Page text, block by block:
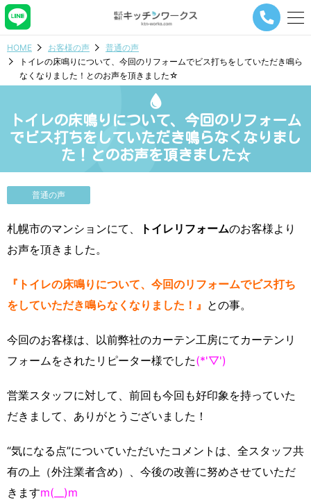
メ
ー
ビ
シ
ョ
ン
タ
HOME お客様の声
普通の声
トイレの床鳴りについて、今回のリフォームでビス打ちをしていただき鳴ら
なくなりました！とのお声を頂きました☆
トイレの床鳴りについて、今回のリフォーム
でビス打ちをしていただき鳴らなくなりまし
た！とのお声を頂きました☆
普通の声
札幌市のマンションにて、 トイレリフォームのお客様より
お声を頂きました。
『トイレの床鳴りについて、今回のリフォームでビス打ち
をしていただき鳴らなくなりました！』 との事。
今回のお客様は、以前弊社のカーテン工房にてカーテンリ
フォームをされたリピーター様でした(*'▽')
営業スタッフに対して、前回も今回も好印象を持っていた
だきまして、ありがとうございました！
“気になる点”についていただいたコメントは、全スタッフ共
有の上（外注業者含め）、今後の改善に努めさせていただ
きますm(__)m